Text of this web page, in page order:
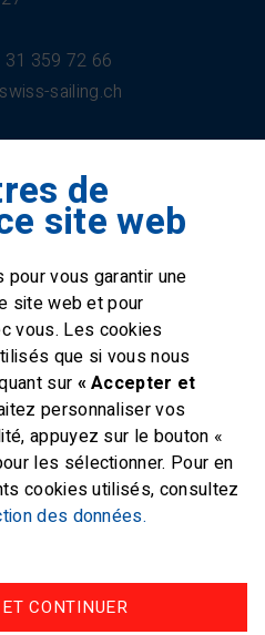
31 359 72 66
sailing.ch
51
sailing-
US ON
FacebookInstagram
de
site web
vous garantir une
site web et pour
vous. Les cookies
que si vous nous
sur « Accepter et
personnaliser vos
appuyez sur le bouton «
les sélectionner. Pour en
cookies utilisés, consultez
des données.
CONTINUER